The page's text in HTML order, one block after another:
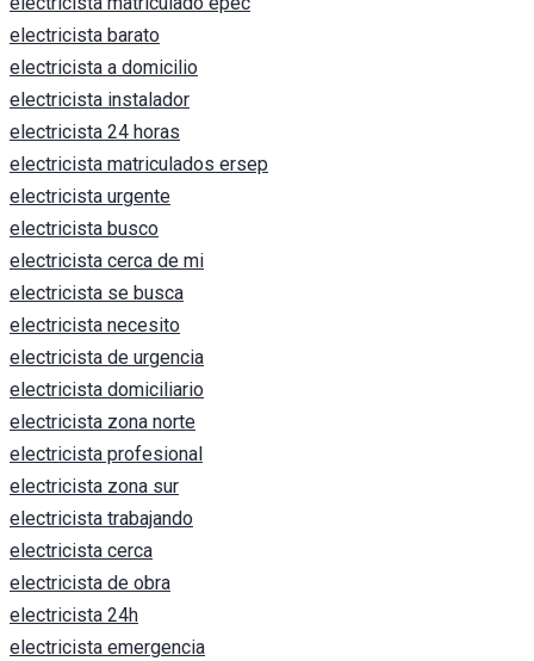
electricista barato
electricista a domicilio
electricista instalador
electricista 24 horas
electricista matriculados ersep
electricista urgente
electricista busco
electricista cerca de mi
electricista se busca
electricista necesito
electricista de urgencia
electricista domiciliario
electricista zona norte
electricista profesional
electricista zona sur
electricista trabajando
electricista cerca
electricista de obra
electricista 24h
electricista emergencia